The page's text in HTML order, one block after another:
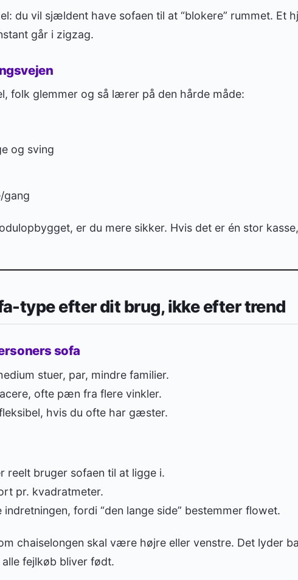
du vil sjældent have sofaen til at “blokere” rummet. Et
går i zigzag.
folk glemmer og så lærer på den hårde måde:
og sving
gang
er du mere sikker. Hvis det er én stor
type efter dit brug, ikke efter trend
sofa
stuer, par, mindre familier.
ofte pæn fra flere vinkler.
hvis du ofte har gæster.
reelt bruger sofaen til at ligge i.
pr. kvadratmeter.
indretningen, fordi “den lange side” bestemmer flowet.
chaiselongen skal være højre eller venstre. Det lyder
fejlkøb bliver født.